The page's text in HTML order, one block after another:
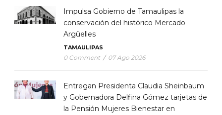
Impulsa Gobierno de Tamaulipas la
conservación del histórico Mercado
Argüelles
TAMAULIPAS
0 Comment / 07 Ago 2026
Entregan Presidenta Claudia Sheinbaum
y Gobernadora Delfina Gómez tarjetas de
la Pensión Mujeres Bienestar en